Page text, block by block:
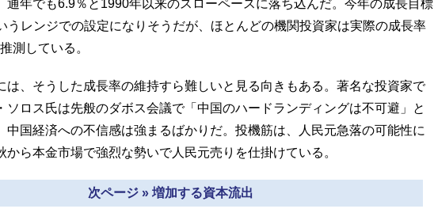
通年でも6.9％と1990年以来のスローペースに落ち込んだ。今年の成長目標
うレンジでの設定になりそうだが、ほとんどの機関投資家は実際の成長率
測している。
、そうした成長率の維持すら難しいと見る向きもある。著名な投資家で
ソロス氏は先般のダボス会議で「中国のハードランディングは不可避」と
中国経済への不信感は強まるばかりだ。投機筋は、人民元急落の可能性に
から本金市場で強烈な勢いで人民元売りを仕掛けている。
次ページ » 増加する資本流出